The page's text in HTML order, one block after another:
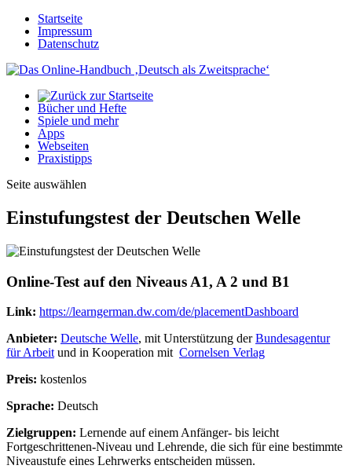
Startseite
Impressum
Datenschutz
Bücher und Hefte
Spiele und mehr
Apps
Webseiten
Praxistipps
Seite auswählen
Einstufungstest der Deutschen Welle
Online-Test auf den Niveaus A1, A 2 und B1
Link: https://learngerman.dw.com/de/placementDashboard
Anbieter: Deutsche Welle, mit Unterstützung derBundesagentur
für Arbeit und in Kooperation mit Cornelsen Verlag
Preis: kostenlos
Sprache: Deutsch
Zielgruppen: Lernende auf einem Anfänger- bis leicht
Fortgeschrittenen-Niveau und Lehrende, die sich für eine bestimmte
Niveaustufe eines Lehrwerks entscheiden müssen.